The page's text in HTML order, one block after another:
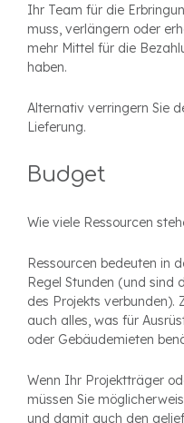
Ihr Team für die
muss, verlängern oder
mehr Mittel für die
haben.
Alternativ verringern Sie
Lieferung.
Budget
Wie viele Ressourcen
Ressourcen bedeuten in
Regel Stunden (und sind
des Projekts
auch alles, was für
oder Gebäudemieten
Wenn Ihr Projektträger
müssen Sie
und damit auch den